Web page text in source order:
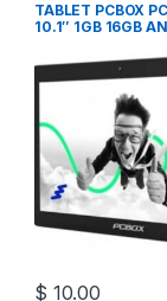
TABLET PCBOX
10.1″ 1GB 16GB
$ 10.00